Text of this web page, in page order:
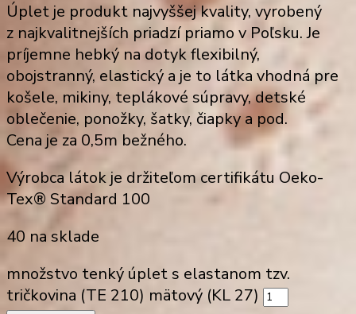
Úplet je produkt najvyššej kvality, vyrobený
z najkvalitnejších priadzí priamo v Poľsku. Je
príjemne hebký na dotyk flexibilný,
obojstranný, elastický a je to látka vhodná pre
košele, mikiny, teplákové súpravy, detské
oblečenie, ponožky, šatky, čiapky a pod.
Cena je za 0,5m bežného.
Výrobca látok je držiteľom certifikátu Oeko-
Tex® Standard 100
40 na sklade
množstvo tenký úplet s elastanom tzv.
tričkovina (TE 210) mätový (KL 27)